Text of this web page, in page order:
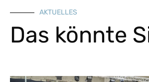
AKTUELLES
Das könnte